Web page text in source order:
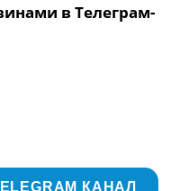
в Телеграм-
КАНАЛ